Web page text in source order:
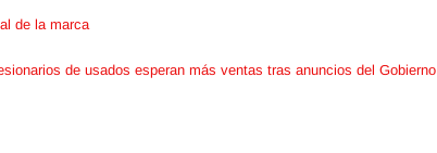
de la marca
de usados esperan más ventas tras anuncios del Gobierno